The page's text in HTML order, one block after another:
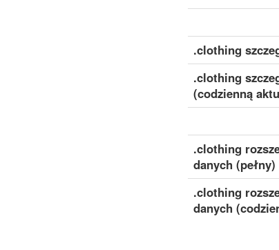
.clothing
.clothing
(codzienną
.clothing
danych (pełny)
.clothing
danych